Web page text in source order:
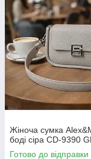
Жіноча сумка
боді сіра CD-9390
Готово до відправки